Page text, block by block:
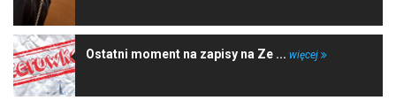
Ostatni moment na zapisy na Ze ... więcej